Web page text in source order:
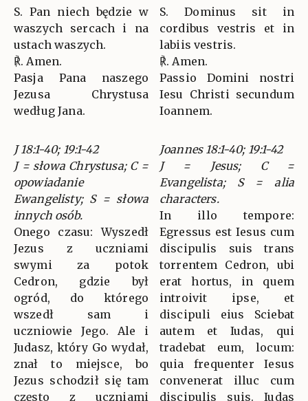
S. Pan niech będzie w
waszych sercach i na
ustach waszych.
℟. Amen.
Pasja Pana naszego
Jezusa Chrystusa
według Jana.
S. Dominus sit in
cordibus vestris et in
labiis vestris.
℟. Amen.
Passio Domini nostri
Iesu Christi secundum
Ioannem.
J 18:1-40; 19:1-42
J = słowa Chrystusa; C =
opowiadanie
Ewangelisty; S = słowa
innych osób.
Onego czasu: Wyszedł
Jezus z uczniami
swymi za potok
Cedron, gdzie był
ogród, do którego
wszedł sam i
uczniowie Jego. Ale i
Judasz, który Go wydał,
znał to miejsce, bo
Jezus schodził się tam
często z uczniami
Joannes 18:1-40; 19:1-42
J = Jesus; C =
Evangelista; S = alia
characters.
In illo tempore:
Egressus est Iesus cum
discipulis suis trans
torrentem Cedron, ubi
erat hortus, in quem
introivit ipse, et
discipuli eius Sciebat
autem et Iudas, qui
tradebat eum, locum:
quia frequenter Iesus
convenerat illuc cum
discipulis suis. Iudas